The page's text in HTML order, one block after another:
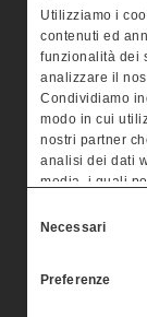
Utilizziamo i
contenuti ed
funzionalità dei
analizzare il
Condividiamo
modo in cui
nostri partner
analisi dei dati
media, i quali
loro o che
Necessari
Preferenze